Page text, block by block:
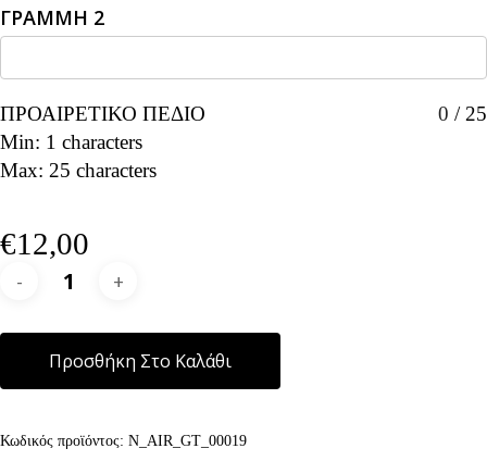
ΓΡΑΜΜΗ 2
0 / 25
ΠΡΟΑΙΡΕΤΙΚΟ ΠΕΔΙΟ
Min: 1 characters
Max: 25 characters
€12,00
Προσθήκη Στο Καλάθι
Κωδικός προϊόντος: N_AIR_GT_00019